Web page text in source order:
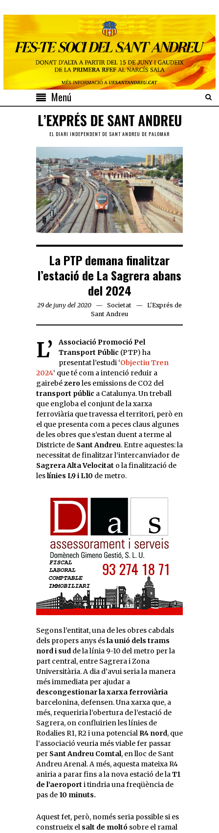
Menú
EL DIARI INDEPENDENT DE SANT ANDREU DE PALOMAR
La PTP demana finalitzar
l’estació de La Sagrera abans
del 2024
29 de juny del 2020 Societat
L'Exprés de
Sant Andreu
L’
Associació Promoció Pel
Transport Públic (PTP) ha
presentat l’estudi ‘Objectiu Tren
2024‘ que té com a intenció reduir a
gairebézeroles emissions de CO2 del
transport públic a Catalunya. Un treball
que engloba el conjunt de la xarxa
ferroviària que travessa el territori, però en
el que presenta com a peces claus algunes
de les obres que s’estan duent a terme al
Districte de Sant Andreu. Entre aquestes: la
necessitat de finalitzar l’intercanviador de
Sagrera Alta Velocitat o la finalització de
leslínies L9 i L10 de metro.
Segons l’entitat, una de les obres cabdals
dels propers anys ésla unió dels trams
nord i sud de la línia 9-10 del metro per la
part central, entre Sagrera i Zona
Universitària. A dia d’avui seria la manera
més immediata per ajudar a
descongestionar la xarxa ferroviària
barcelonina, defensen. Una xarxa que, a
més, requeriria l’obertura de l’estació de
Sagrera, on confluirien les línies de
Rodalies R1, R2 i una potencial R4 nord, que
l’associació veuria més viable fer passar
per Sant Andreu Comtal, en lloc de Sant
Andreu Arenal. A més, aquesta mateixa R4
aniria a parar fins a la nova estació de laT1
de l’aeroport i tindria una freqüència de
pas de 10 minuts.
Aquest fet, però, només seria possible si es
construeix el salt de moltó sobre el ramal